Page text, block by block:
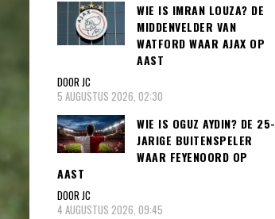
WIE IS IMRAN LOUZA? DE
MIDDENVELDER VAN
WATFORD WAAR AJAX OP
AAST
DOOR JC
5 AUGUSTUS 2026, 02:30
WIE IS OGUZ AYDIN? DE 25-
JARIGE BUITENSPELER
WAAR FEYENOORD OP
AAST
DOOR JC
4 AUGUSTUS 2026, 09:45